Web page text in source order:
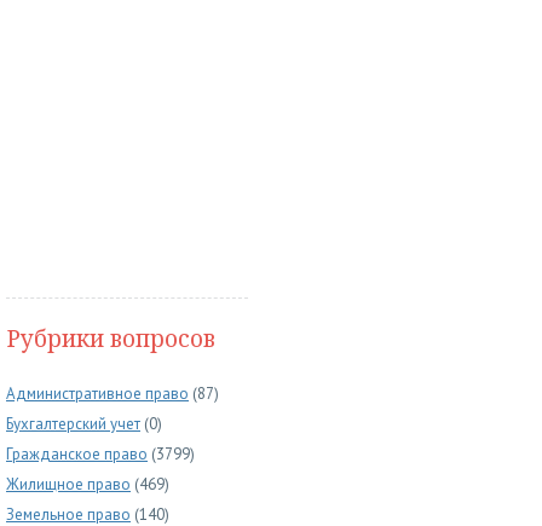
Рубрики вопросов
Административное право (87)
Бухгалтерский учет (0)
Гражданское право (3799)
Жилищное право (469)
Земельное право (140)